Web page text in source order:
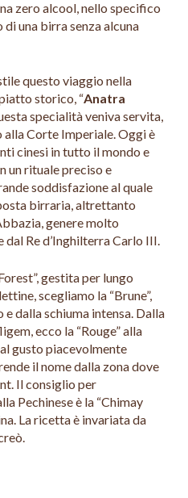
zero alcool, nello specifico
una birra senza alcuna
questo viaggio nella
storico, “Anatra
specialità veniva servita,
Corte Imperiale. Oggi è
cinesi in tutto il mondo e
un rituale preciso e
soddisfazione al quale
birraria, altrettanto
genere molto
Re d’Inghilterra Carlo III.
gestita per lungo
scegliamo la “Brune”,
dalla schiuma intensa. Dalla
ecco la “Rouge” alla
gusto piacevolmente
il nome dalla zona dove
Il consiglio per
Pechinese è la “Chimay
La ricetta è invariata da